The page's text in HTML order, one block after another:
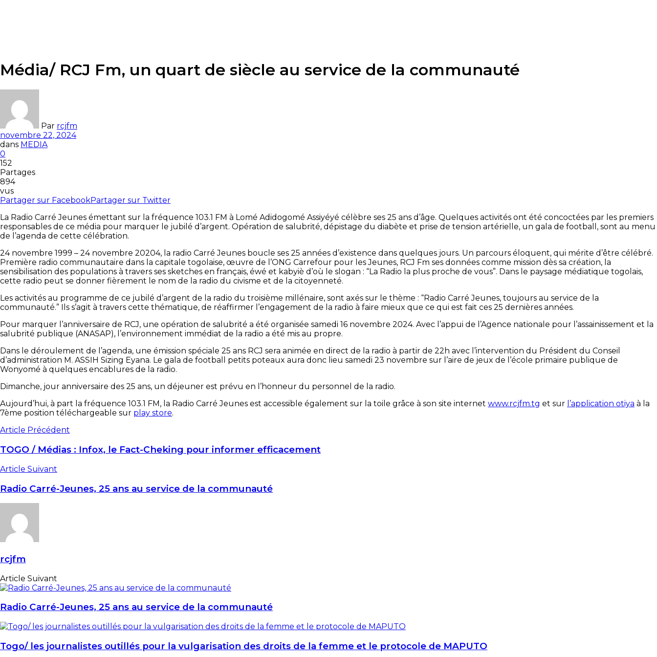
Média/ RCJ Fm, un quart de siècle au service de la communauté
Par rcjfm
novembre 22, 2024
dans MEDIA
0
152
Partages
894
vus
Partager sur FacebookPartager sur Twitter
La Radio Carré Jeunes émettant sur la fréquence 103.1 FM à Lomé Adidogomé Assiyéyé célèbre ses 25 ans d’âge. Quelques activités ont été concoctées par les premiers
responsables de ce média pour marquer le jubilé d’argent. Opération de salubrité, dépistage du diabète et prise de tension artérielle, un gala de football, sont au menu
de l’agenda de cette célébration.
24 novembre 1999 – 24 novembre 20204, la radio Carré Jeunes boucle ses 25 années d’existence dans quelques jours. Un parcours éloquent, qui mérite d’être célébré.
Première radio communautaire dans la capitale togolaise, œuvre de l’ONG Carrefour pour les Jeunes, RCJ Fm ses données comme mission dès sa création, la
sensibilisation des populations à travers ses sketches en français, éwé et kabyiè d’où le slogan : “La Radio la plus proche de vous”. Dans le paysage médiatique togolais,
cette radio peut se donner fièrement le nom de la radio du civisme et de la citoyenneté.
Les activités au programme de ce jubilé d’argent de la radio du troisième millénaire, sont axés sur le thème : “Radio Carré Jeunes, toujours au service de la
communauté.” Ils s’agit à travers cette thématique, de réaffirmer l’engagement de la radio à faire mieux que ce qui est fait ces 25 dernières années.
Pour marquer l’anniversaire de RCJ, une opération de salubrité a été organisée samedi 16 novembre 2024. Avec l’appui de l’Agence nationale pour l’assainissement et la
salubrité publique (ANASAP), l’environnement immédiat de la radio a été mis au propre.
Dans le déroulement de l’agenda, une émission spéciale 25 ans RCJ sera animée en direct de la radio à partir de 22h avec l’intervention du Président du Conseil
d’administration M. ASSIH Sizing Eyana. Le gala de football petits poteaux aura donc lieu samedi 23 novembre sur l’aire de jeux de l’école primaire publique de
Wonyomé à quelques encablures de la radio.
Dimanche, jour anniversaire des 25 ans, un déjeuner est prévu en l’honneur du personnel de la radio.
Aujourd’hui, à part la fréquence 103.1 FM, la Radio Carré Jeunes est accessible également sur la toile grâce à son site internet www.rcjfm.tg et sur l’application otiya à la
7ème position téléchargeable sur play store.
Article Précédent
TOGO / Médias : Infox, le Fact-Cheking pour informer efficacement
Article Suivant
Radio Carré-Jeunes, 25 ans au service de la communauté
rcjfm
Article Suivant
Radio Carré-Jeunes, 25 ans au service de la communauté
Togo/ les journalistes outillés pour la vulgarisation des droits de la femme et le protocole de MAPUTO